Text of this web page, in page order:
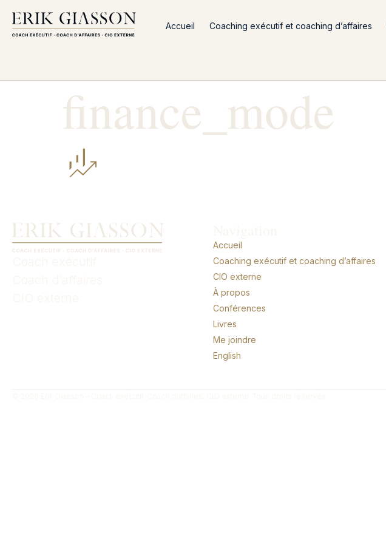
Accueil Coaching exécutif et coaching d’affaires
finance_mode
Accueil
Coaching exécutif et coaching d’affaires
CIO externe
À propos
Conférences
Livres
Me joindre
English